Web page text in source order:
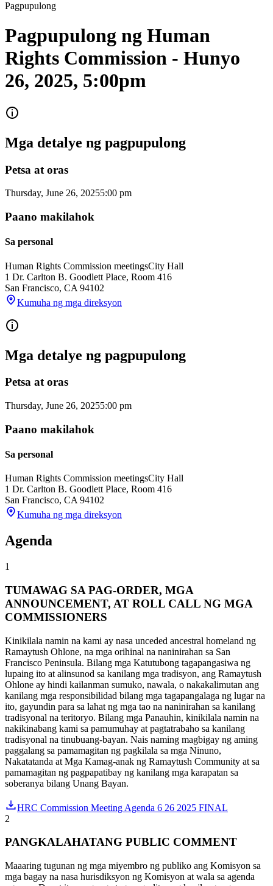
Pagpupulong
Pagpupulong ng Human
Rights Commission - Hunyo
26, 2025, 5:00pm
Mga detalye ng pagpupulong
Petsa at oras
Thursday, June 26, 20255:00 pm
Paano makilahok
Sa personal
Human Rights Commission meetingsCity Hall
1 Dr. Carlton B. Goodlett Place, Room 416
San Francisco, CA 94102
Kumuha ng mga direksyon
Mga detalye ng pagpupulong
Petsa at oras
Thursday, June 26, 20255:00 pm
Paano makilahok
Sa personal
Human Rights Commission meetingsCity Hall
1 Dr. Carlton B. Goodlett Place, Room 416
San Francisco, CA 94102
Kumuha ng mga direksyon
Agenda
1
TUMAWAG SA PAG-ORDER, MGA
ANNOUNCEMENT, AT ROLL CALL NG MGA
COMMISSIONERS
Kinikilala namin na kami ay nasa unceded ancestral homeland ng
Ramaytush Ohlone, na mga orihinal na naninirahan sa San
Francisco Peninsula. Bilang mga Katutubong tagapangasiwa ng
lupaing ito at alinsunod sa kanilang mga tradisyon, ang Ramaytush
Ohlone ay hindi kailanman sumuko, nawala, o nakakalimutan ang
kanilang mga responsibilidad bilang mga tagapangalaga ng lugar na
ito, gayundin para sa lahat ng mga tao na naninirahan sa kanilang
tradisyonal na teritoryo. Bilang mga Panauhin, kinikilala namin na
nakikinabang kami sa pamumuhay at pagtatrabaho sa kanilang
tradisyonal na tinubuang-bayan. Nais naming magbigay ng aming
paggalang sa pamamagitan ng pagkilala sa mga Ninuno,
Nakatatanda at Mga Kamag-anak ng Ramaytush Community at sa
pamamagitan ng pagpapatibay ng kanilang mga karapatan sa
soberanya bilang Unang Bayan.
HRC Commission Meeting Agenda 6 26 2025 FINAL
2
PANGKALAHATANG PUBLIC COMMENT
Maaaring tugunan ng mga miyembro ng publiko ang Komisyon sa
mga bagay na nasa hurisdiksyon ng Komisyon at wala sa agenda